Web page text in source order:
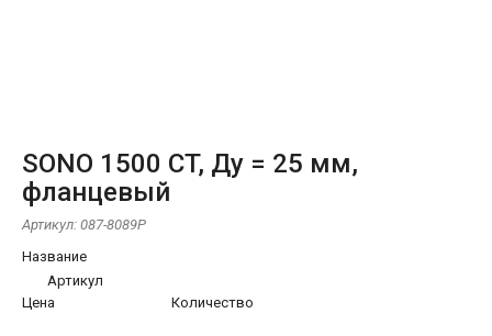
SONO 1500 CT, Ду = 25 мм,
фланцевый
Артикул: 087-8089P
Название
Артикул
Цена
Количество